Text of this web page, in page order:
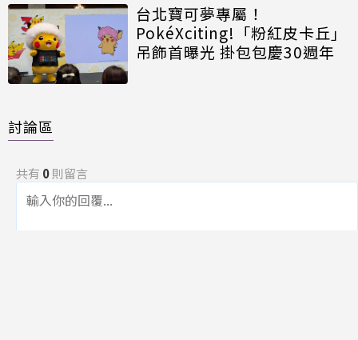
台北寶可夢專屬！
PokéXciting!「粉紅皮卡丘」
吊飾首曝光 掛包包慶30週年
討論區
共有 0則留言